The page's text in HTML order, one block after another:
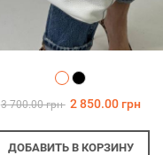
3 700.00 грн 2 850.00 грн
ДОБАВИТЬВ КОРЗИНУ